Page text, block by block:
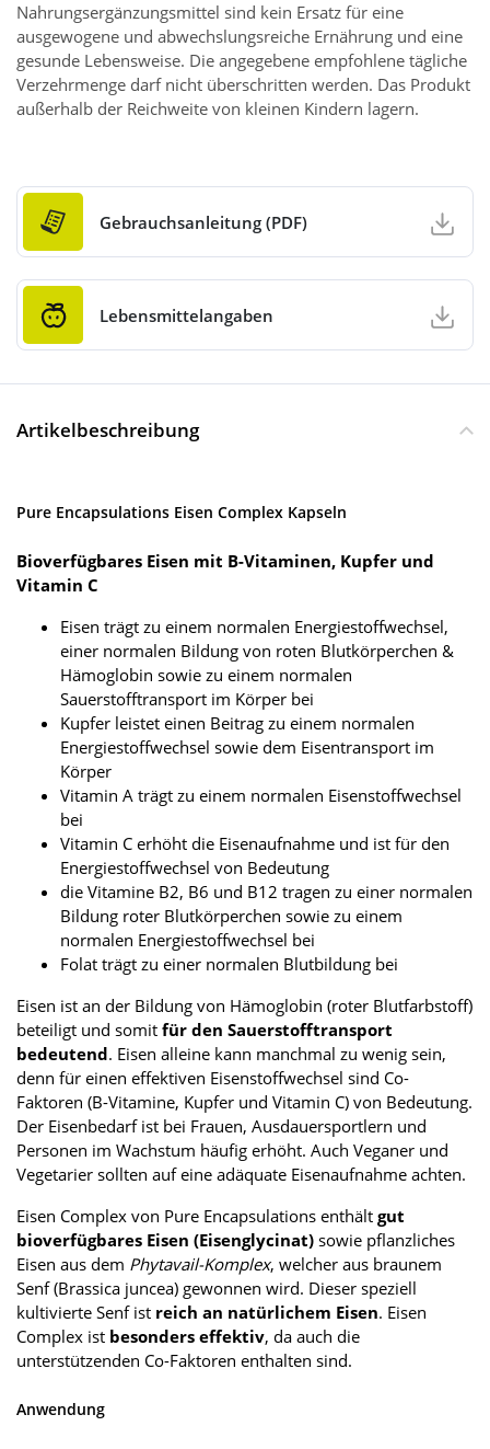
Nahrungsergänzungsmittel sind kein Ersatz für eine
ausgewogene und abwechslungsreiche Ernährung und eine
gesunde Lebensweise. Die angegebene empfohlene tägliche
Verzehrmenge darf nicht überschritten werden. Das Produkt
außerhalb der Reichweite von kleinen Kindern lagern.
Gebrauchsanleitung (PDF)
Lebensmittelangaben
Artikelbeschreibung
Pure Encapsulations Eisen Complex Kapseln
Bioverfügbares Eisen mit B-Vitaminen, Kupfer und
Vitamin C
Eisen trägt zu einem normalen Energiestoffwechsel,
einer normalen Bildung von roten Blutkörperchen &
Hämoglobin sowie zu einem normalen
Sauerstofftransport im Körper bei
Kupfer leistet einen Beitrag zu einem normalen
Energiestoffwechsel sowie dem Eisentransport im
Körper
Vitamin A trägt zu einem normalen Eisenstoffwechsel
bei
Vitamin C erhöht die Eisenaufnahme und ist für den
Energiestoffwechsel von Bedeutung
die Vitamine B2, B6 und B12 tragen zu einer normalen
Bildung roter Blutkörperchen sowie zu einem
normalen Energiestoffwechsel bei
Folat trägt zu einer normalen Blutbildung bei
Eisen ist an der Bildung von Hämoglobin (roter Blutfarbstoff)
beteiligt und somit für den Sauerstofftransport
bedeutend. Eisen alleine kann manchmal zu wenig sein,
denn für einen effektiven Eisenstoffwechsel sind Co-
Faktoren (B-Vitamine, Kupfer und Vitamin C) von Bedeutung.
Der Eisenbedarf ist bei Frauen, Ausdauersportlern und
Personen im Wachstum häufig erhöht. Auch Veganer und
Vegetarier sollten auf eine adäquate Eisenaufnahme achten.
Eisen Complex von Pure Encapsulations enthält gut
bioverfügbares Eisen (Eisenglycinat) sowie pflanzliches
Eisen aus dem Phytavail-Komplex, welcher aus braunem
Senf (Brassica juncea) gewonnen wird. Dieser speziell
kultivierte Senf ist reich an natürlichem Eisen. Eisen
Complex ist besonders effektiv, da auch die
unterstützenden Co-Faktoren enthalten sind.
Anwendung